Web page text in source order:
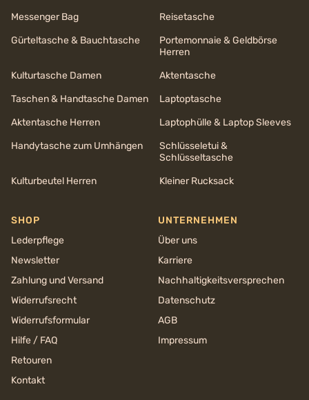
Messenger Bag
Reisetasche
Gürteltasche & Bauchtasche
Portemonnaie & Geldbörse
Herren
Kulturtasche Damen
Aktentasche
Taschen & Handtasche Damen
Laptoptasche
Aktentasche Herren
Laptophülle & Laptop Sleeves
Handytasche zum Umhängen
Schlüsseletui &
Schlüsseltasche
Kulturbeutel Herren
Kleiner Rucksack
SHOP
Lederpflege
Newsletter
Zahlung und Versand
Widerrufsrecht
Widerrufsformular
Hilfe / FAQ
Retouren
Kontakt
UNTERNEHMEN
Über uns
Karriere
Nachhaltigkeits­versprechen
Datenschutz
AGB
Impressum